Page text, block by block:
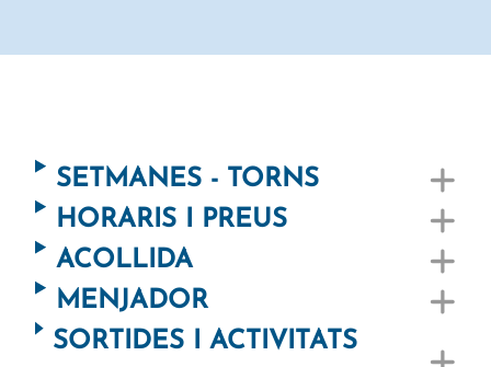
SETMANES - TORNS
HORARIS I PREUS
ACOLLIDA
MENJADOR
SORTIDES I ACTIVITATS